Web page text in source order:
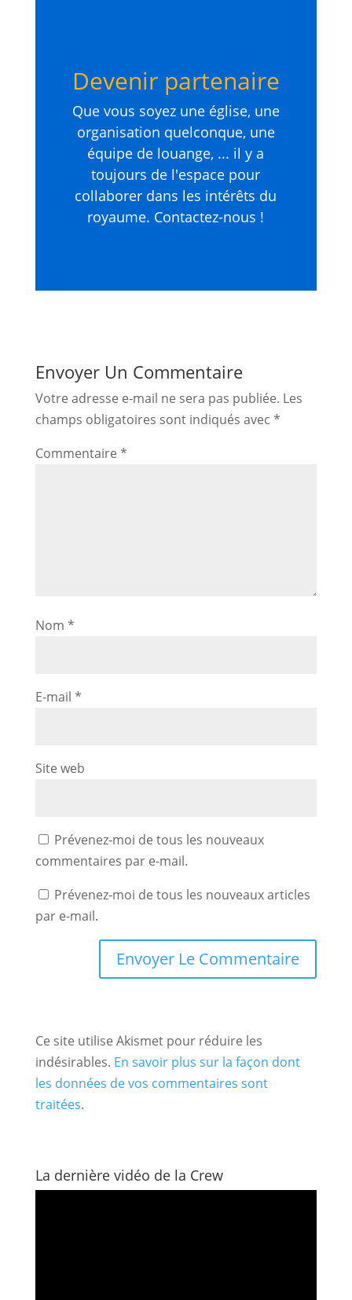
Devenir partenaire
Que vous soyez une église, une
organisation quelconque, une
équipe de louange, ... il y a
toujours de l'espace pour
collaborer dans les intérêts du
royaume. Contactez-nous !
Envoyer Un Commentaire
Votre adresse e-mail ne sera pas publiée. Les
champs obligatoires sont indiqués avec *
Commentaire *
Nom *
E-mail *
Site web
Prévenez-moi de tous les nouveaux
commentaires par e-mail.
Prévenez-moi de tous les nouveaux articles
par e-mail.
Ce site utilise Akismet pour réduire les
indésirables. En savoir plus sur la façon dont
les données de vos commentaires sont
traitées.
La dernière vidéo de la Crew